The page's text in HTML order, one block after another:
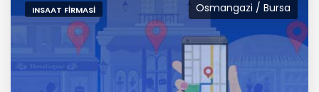
Osmangazi / Bursa
INSAAT FIRMASI